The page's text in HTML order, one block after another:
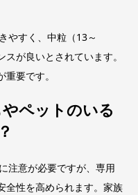
やすく、中粒（13～
が良いとされています。
要です。
ペットのいる
注意が必要ですが、専用
全性を高められます。家族